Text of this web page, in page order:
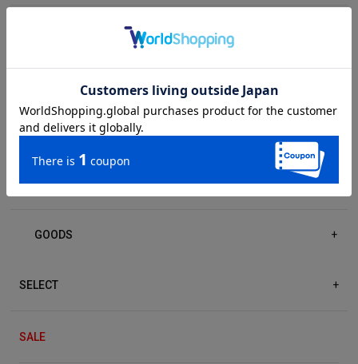
DRESS/ONE-PIECE
ACCESSORIES +
GOODS +
SELECT +
SALE